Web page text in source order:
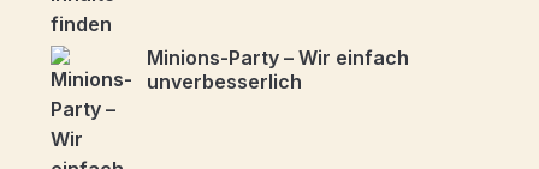
Minions-Party – Wir einfach
unverbesserlich